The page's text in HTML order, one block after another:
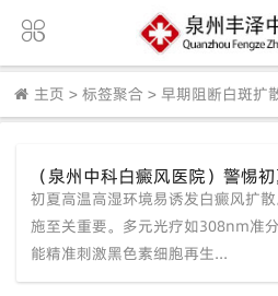
主页 > 标签聚合 > 早期阻断白斑扩
（泉州中科白癜风医院）警惕
阻断+多元光疗，把白斑扩散扼
初夏高温高湿环境易诱发白癜风扩
施至关重要。多元光疗如308nm准
能精准刺激黑色素细胞再生...